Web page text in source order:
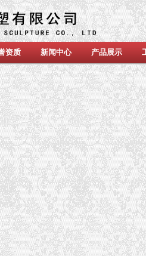
资质 新闻中心 产品展示